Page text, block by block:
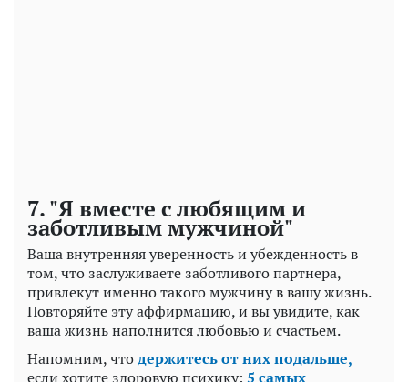
7. "Я вместе с любящим и
заботливым мужчиной"
Ваша внутренняя уверенность и убежденность в
том, что заслуживаете заботливого партнера,
привлекут именно такого мужчину в вашу жизнь.
Повторяйте эту аффирмацию, и вы увидите, как
ваша жизнь наполнится любовью и счастьем.
Напомним, чтодержитесь от них подальше,
если хотите здоровую психику: 5 самых